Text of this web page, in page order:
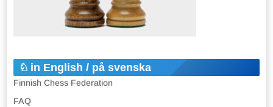
in English / på svenska
Finnish Chess Federation
FAQ